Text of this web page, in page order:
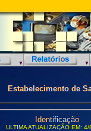
Estabelecimento de
Identificação
ULTIMA ATUALIZAÇÃO EM: